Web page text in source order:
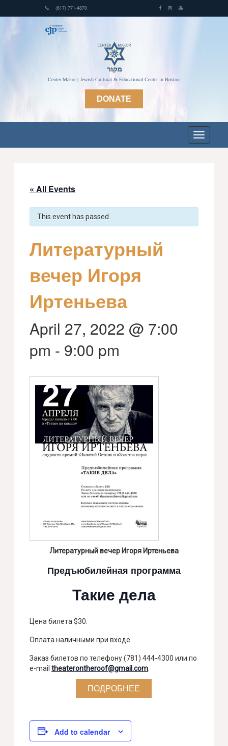
(617) 771-4870
Center Makor | Jewish Cultural & Educational Center in Boston
DONATE
« All Events
This event has passed.
Литературный
вечер Игоря
Иртеньева
April 27, 2022 @ 7:00
pm - 9:00 pm
Литературный вечер Игоря Иртеньева
Предъюбилейная программа
Такие дела
Цена билета $30.
Оплата наличными при входе.
Заказ билетов по телефону (781) 444-4300 или по
e-mailtheaterontheroof@gmail.com.
ПОДРОБНЕЕ
Add to calendar